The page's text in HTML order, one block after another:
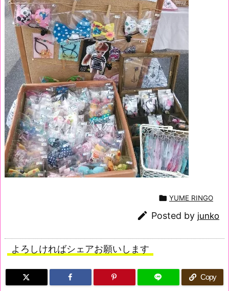
 YUME RINGO
 Posted by junko
よろしければシェアお願いします
Copy